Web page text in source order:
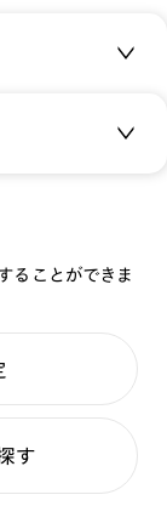
がございます。
ることができま
す